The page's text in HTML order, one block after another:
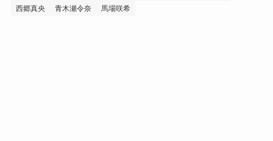
西郷真央
青木瀬令奈 馬場咲希